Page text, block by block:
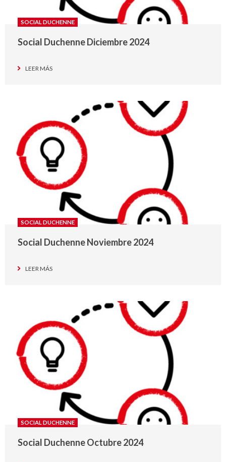
SOCIAL DUCHENNE
Social Duchenne Diciembre 2024
LEER MÁS
SOCIAL DUCHENNE
Social Duchenne Noviembre 2024
LEER MÁS
SOCIAL DUCHENNE
Social Duchenne Octubre 2024